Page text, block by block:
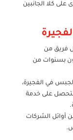
على كلا الجانبين
فريق من
بسنوات من
في الفجيرة،
على خدمة
أوائل الشركات